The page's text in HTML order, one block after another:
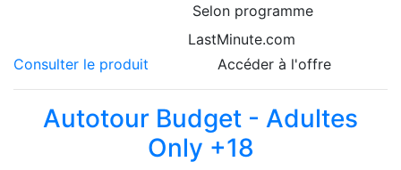
Selon programme
LastMinute.com
Consulter le produit
Accéder à l'offre
Autotour Budget - Adultes
Only +18